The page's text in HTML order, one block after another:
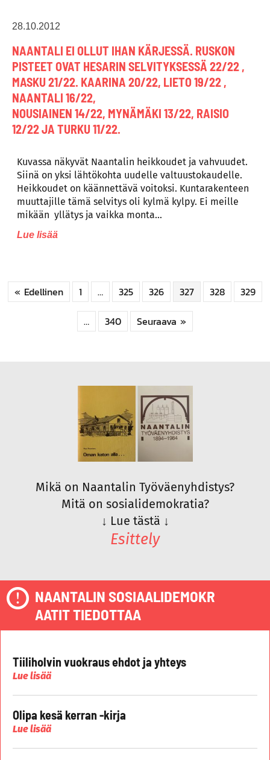
28.10.2012
NAANTALI EI OLLUT IHAN KÄRJESSÄ. RUSKON
PISTEET OVAT HESARIN SELVITYKSESSÄ 22/22 ,
MASKU 21/22. KAARINA 20/22, LIETO 19/22 ,
NAANTALI 16/22,
NOUSIAINEN 14/22, MYNÄMÄKI 13/22, RAISIO
12/22 JA TURKU 11/22.
Kuvassa näkyvät Naantalin heikkoudet ja vahvuudet.
Siinä on yksi lähtökohta uudelle valtuustokaudelle.
Heikkoudet on käännettävä voitoksi. Kuntarakenteen
muuttajille tämä selvitys oli kylmä kylpy. Ei meille
mikään yllätys ja vaikka monta…
Lue lisää
« Edellinen 1 … 325 326 327 328 329
… 340 Seuraava »
Mikä on Naantalin Työväenyhdistys?
Mitä on sosialidemokratia?
↓ Lue tästä ↓
Esittely
NAANTALIN SOSIAALIDEMOKR
AATIT TIEDOTTAA
Tiiliholvin vuokraus ehdot ja yhteys
Lue lisää
Olipa kesä kerran -kirja
Lue lisää